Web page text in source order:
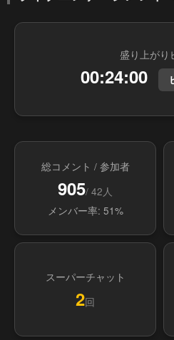
盛り上がり
00:24:00
総コメント / 参加者
905/ 42人
メンバー率: 51%
スーパーチャット
2回